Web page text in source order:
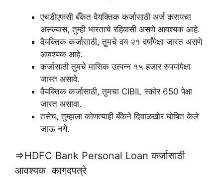
एचडीएफसी बँकेत वैयक्तिक कर्जासाठी अर्ज करायचा
असल्यास, तुम्ही भारताचे रहिवासी असणे आवश्यक आहे.
वैयक्तिक कर्जासाठी, तुमचे वय २१ वर्षांपेक्षा जास्त असणे
आवश्यक आहे.
कर्जासाठी तुमचे मासिक उत्पन्न १५ हजार रुपयांपेक्षा
जास्त असावे.
वैयक्तिक कर्जासाठी, तुमचा CIBIL स्कोर 650 पेक्षा
जास्त असावा.
तसेच, तुम्हाला कोणत्याही बँकेने दिवाळखोर घोषित केले
जाऊ नये.
⇒HDFC Bank Personal Loan कर्जासाठी
आवश्यक कागदपत्रे